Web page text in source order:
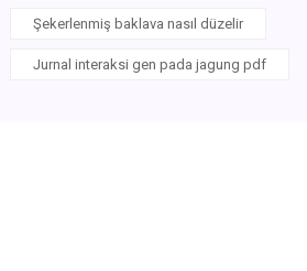
Şekerlenmiş baklava nasıl düzelir
Jurnal interaksi gen pada jagung pdf